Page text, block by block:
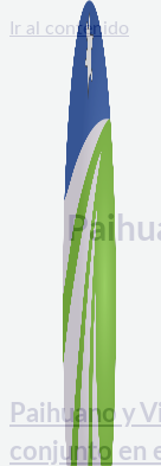
Ir al contenido
Paihuano y
conjunto en